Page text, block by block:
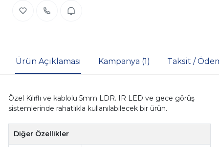
Ürün Açıklaması Kampanya (1) Taksit /
Özel Kılıflı ve kablolu 5mm LDR. IR LED ve gece görüş
sistemlerinde rahatlıkla kullanılabilecek bir ürün.
Diğer Özellikler